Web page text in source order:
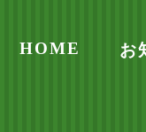
HOME お